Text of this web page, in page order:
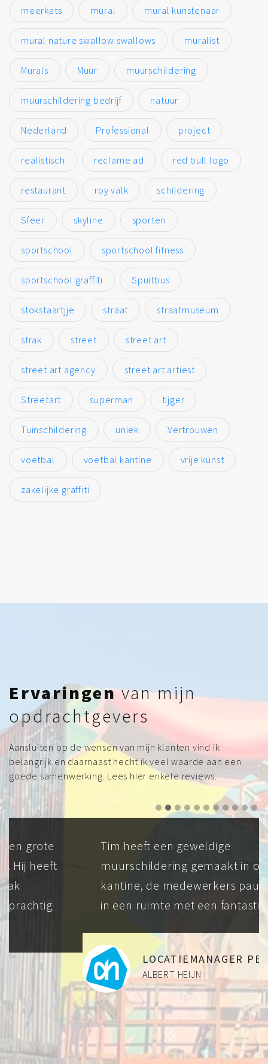
meerkats mural mural kunstenaar
mural nature swallow swallows muralist
Murals Muur muurschildering
muurschildering bedrijf natuur
Nederland Professional project
realistisch reclame ad red bull logo
restaurant roy valk schildering
Sfeer skyline sporten
sportschool sportschool fitness
sportschool graffiti Spuitbus
stokstaartjje straat straatmuseum
strak street street art
street art agency street art artiest
Streetart superman tijger
Tuinschildering uniek Vertrouwen
voetbal voetbal kantine vrije kunst
zakelijke graffiti
Ervaringenvan mijn
opdrachtgevers
Aansluiten op de wensen van mijn klanten vind ik
belangrijk en daarnaast hecht ik veel waarde aan een
goede samenwerking. Lees hier enkele reviews.
Tim heeft een geweldige
muurschildering gemaakt in onze
kantine, de medewerkers pauzeren nu
in een ruimte met een fantastische sfeer
LOCATIEMANAGER PETER
ALBERT HEIJN